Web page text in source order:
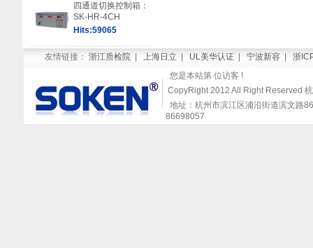
四通道切换控制箱：
SK-HR-4CH
Hits:59065
友情链接： 浙江质检院| 上海日立 UL美华认证| 宁波新容| 浙
您是本站第 位访客 !
CopyRight 2012 All Right Reserved
地址：杭州市滨江区浦沿街道滨文
86698057